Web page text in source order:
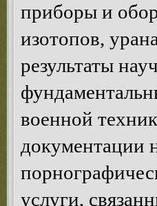
приборы и
изотопов,
результаты
военной
документации
услуги,